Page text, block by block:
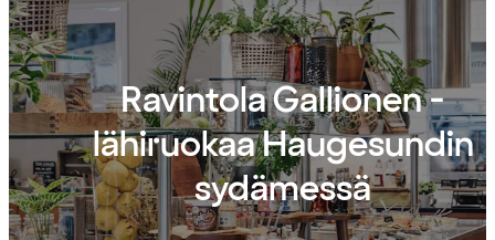
Ravintola Gallionen -
lähiruokaa Haugesundin
sydämessä